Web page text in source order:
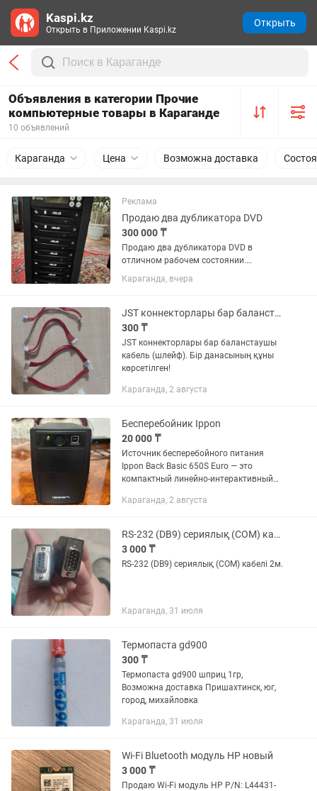
Объявления в категории Прочие
компьютерные товары в Караганде
10 объявлений
Караганда Цена Возможна доставка
Реклама
Продаю два дубликатора DVD
300 000 ₸
Продаю два дубликатора DVD в
отличном рабочем состоянии.
Привода менялись год назад. Писал
мало. Состояние нового
Караганда, вчера
JST коннекторлары бар баланстаушы кабель (шлейф)
300 ₸
JST коннекторлары бар баланстаушы
кабель (шлейф). Бір данасының құны
көрсетілген!
Караганда, 2 августа
Бесперебойник Ippon
20 000 ₸
Источник бесперебойного питания
Ippon Back Basic 650S Euro — это
компактный линейно-интерактивный
предназначенный для использования
Караганда, 2 августа
RS-232 (DB9) сериялық (COM) кабелі
3 000 ₸
RS-232 (DB9) сериялық (COM) кабелі 2м.
Караганда, 31 июля
Термопаста gd900
300 ₸
Термопаста gd900 шприц 1гр,
Возможна доставка Пришахтинск, юг,
город, михайловка
Караганда, 31 июля
Wi-Fi Bluetooth модуль HP новый
3 000 ₸
Продаю Wi-Fi модуль HP P/N: L44431-
Kaspi.kz
Открыть в Приложении Kaspi.kz
Открыть